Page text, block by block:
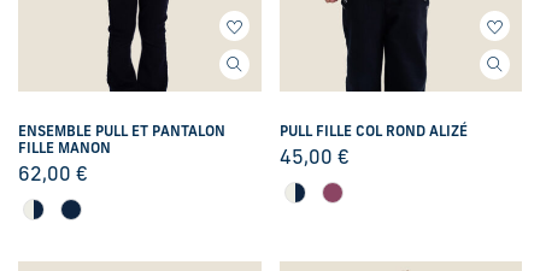
ENSEMBLE PULL ET PANTALON
FILLE MANON
62,00 €
PULL FILLE COL ROND ALIZÉ
45,00 €